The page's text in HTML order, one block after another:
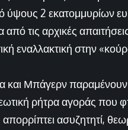
2 εκατομμυρίων
τις αρχικές
εναλλακτική στην
και Μπάγερν
ρήτρα αγοράς που
ασυζητητί,